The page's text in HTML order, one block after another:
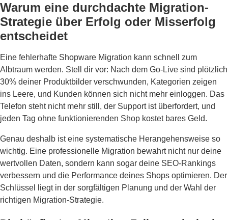
Warum eine durchdachte Migration-
Strategie über Erfolg oder Misserfolg
entscheidet
Eine fehlerhafte Shopware Migration kann schnell zum
Albtraum werden. Stell dir vor: Nach dem Go-Live sind plötzlich
30% deiner Produktbilder verschwunden, Kategorien zeigen
ins Leere, und Kunden können sich nicht mehr einloggen. Das
Telefon steht nicht mehr still, der Support ist überfordert, und
jeden Tag ohne funktionierenden Shop kostet bares Geld.
Genau deshalb ist eine systematische Herangehensweise so
wichtig. Eine professionelle Migration bewahrt nicht nur deine
wertvollen Daten, sondern kann sogar deine SEO-Rankings
verbessern und die Performance deines Shops optimieren. Der
Schlüssel liegt in der sorgfältigen Planung und der Wahl der
richtigen Migration-Strategie.